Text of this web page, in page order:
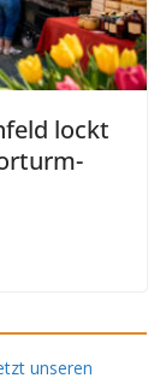
lockt
unseren